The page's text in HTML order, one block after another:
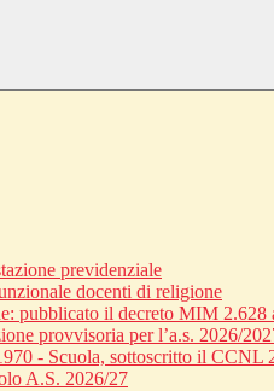
previdenziale
docenti di religione
il decreto MIM 2.628
provvisoria per l’a.s. 2026/
- Scuola, sottoscritto il
A.S. 2026/27